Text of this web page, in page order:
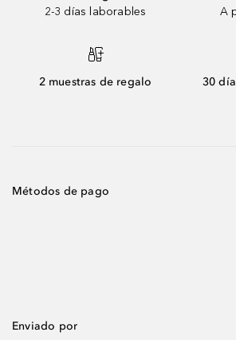
2-3 días laborables
A
2 muestras de regalo 30
Métodos de pago
Enviado por